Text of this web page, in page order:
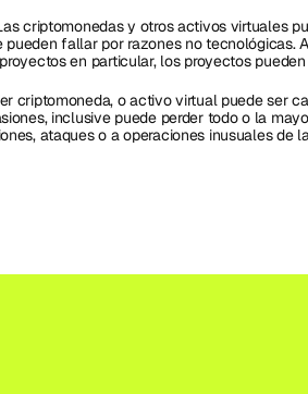
criptomonedas y otros activos virtuales
pueden fallar por razones no tecnológicas.
en particular, los proyectos
criptomoneda, o activo virtual puede ser
inclusive puede perder todo o la
ataques o a operaciones inusuales de